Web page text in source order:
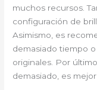
muchos recursos.
configuración de
Asimismo, es
demasiado tiempo
originales. Por
demasiado, es